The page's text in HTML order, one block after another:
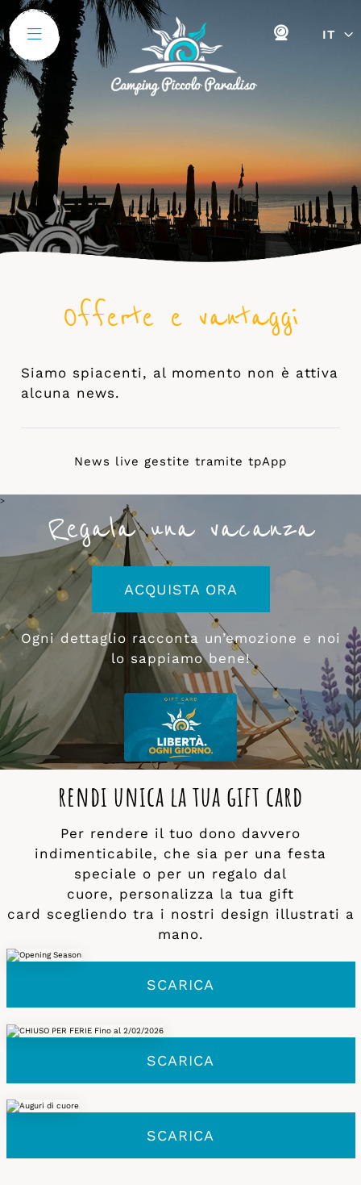
IT
Offerte e vantaggi
Siamo spiacenti, al momento non è attiva
alcuna news.
News live gestite tramite tpApp
>
Regala una vacanza
ACQUISTA ORA
Ogni dettaglio racconta un’emozione e noi
lo sappiamo bene!
rendi unica la tua gift card
Per rendere il tuo dono davvero
indimenticabile, che sia per una festa
speciale o per un regalo dal
cuore, personalizza la tua gift
card scegliendo tra i nostri design illustrati a
mano.
SCARICA
SCARICA
SCARICA